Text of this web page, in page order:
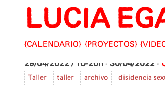
Skip
content
LUCIA
CALENDARIO PROYECTOS
29/04/2022 / 10-20h - 30/04/2022 -
Taller taller archivo disidencia